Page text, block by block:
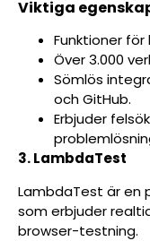
Viktiga
Funktioner
Över 3.000
Sömlös
och GitHub.
Erbjuder
3. LambdaTest
LambdaTest är en
som erbjuder
browser-testning.